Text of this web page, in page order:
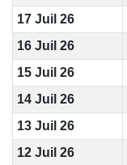
17 Juil 26
16 Juil 26
15 Juil 26
14 Juil 26
13 Juil 26
12 Juil 26